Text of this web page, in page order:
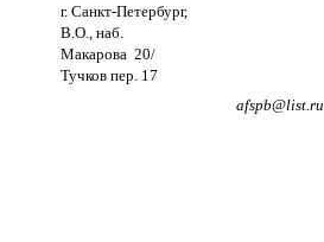
г. Санкт-Петербург,
В.О., наб.
Макарова 20/
Тучков пер. 17
afspb@list.ru